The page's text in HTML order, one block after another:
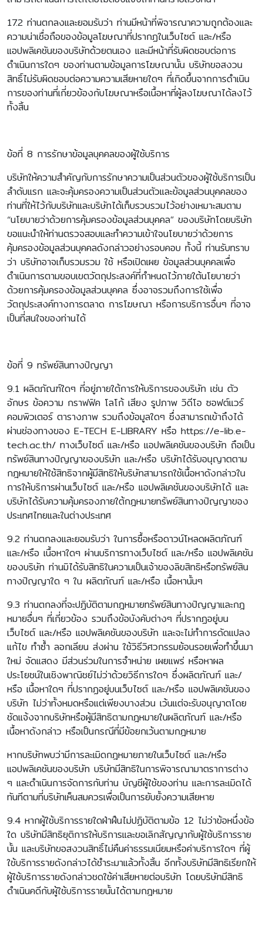
17.2 ท่านตกลงและยอมรับว่า ท่านมีหน้าที่พิจารณาความถูกต้องและ
ความน่าเชื่อถือของข้อมูลโฆษณาที่ปรากฏในเว็บไซต์ และ/หรือ
แอปพลิเคชันของบริษัทด้วยตนเอง และมีหน้าที่รับผิดชอบต่อการ
ดำเนินการใดๆ ของท่านตามข้อมูลการโฆษณานั้น บริษัทขอสงวน
สิทธิ์ไม่รับผิดชอบต่อความความเสียหายใดๆ ที่เกิดขึ้นจากการดำเนิน
การของท่านที่เกี่ยวข้องกับโฆษณาหรือเนื้อหาที่ผู้ลงโฆษณาได้ลงไว้
ทั้งสิ้น
ข้อที่ 8 การรักษาข้อมูลบุคคลของผู้ใช้บริการ
บริษัทให้ความสำคัญกับการรักษาความเป็นส่วนตัวของผู้ใช้บริการเป็น
ลำดับแรก และจะคุ้มครองความเป็นส่วนตัวและข้อมูลส่วนบุคคลของ
ท่านที่ให้ไว้กับบริษัทและบริษัทได้เก็บรวบรวมไว้อย่างเหมาะสมตาม
“นโยบายว่าด้วยการคุ้มครองข้อมูลส่วนบุคคล” ของบริษัทโดยบริษัท
ขอแนะนำให้ท่านตรวจสอบและทำความเข้าใจนโยบายว่าด้วยการ
คุ้มครองข้อมูลส่วนบุคคลดังกล่าวอย่างรอบคอบ ทั้งนี้ ท่านรับทราบ
ว่า บริษัทอาจเก็บรวมรวม ใช้ หรือเปิดเผย ข้อมูลส่วนบุคคลเพื่อ
ดำเนินการตามขอบเขตวัตถุประสงค์ที่กำหนดไว้ภายใต้นโยบายว่า
ด้วยการคุ้มครองข้อมูลส่วนบุคคล ซึ่งอาจรวมถึงการใช้เพื่อ
วัตถุประสงค์ทางการตลาด การโฆษณา หรือการบริการอื่นๆ ที่อาจ
เป็นที่สนใจของท่านได้
ข้อที่ 9 ทรัพย์สินทางปัญญา
9.1 ผลิตภัณฑ์ใดๆ ที่อยู่ภายใต้การให้บริการของบริษัท เช่น ตัว
อักษร ข้อความ กราฟฟิค โลโก้ เสียง รูปภาพ วิดีโอ ซอฟต์แวร์
คอมพิวเตอร์ ตารางภาพ รวมถึงข้อมูลใดๆ ซึ่งสามารถเข้าถึงได้
ผ่านช่องทางของ E-TECH E-LIBRARY หรือ https://e-lib.e-
tech.ac.th/ ทางเว็บไซต์ และ/หรือ แอปพลิเคชันของบริษัท ถือเป็น
ทรัพย์สินทางปัญญาของบริษัท และ/หรือ บริษัทได้รับอนุญาตตาม
กฎหมายให้ใช้สิทธิจากผู้มีสิทธิให้บริษัทสามารถใช้เนื้อหาดังกล่าวใน
การให้บริการผ่านเว็บไซต์ และ/หรือ แอปพลิเคชันของบริษัทได้ และ
บริษัทได้รับความคุ้มครองภายใต้กฎหมายทรัพย์สินทางปัญญาของ
ประเทศไทยและในต่างประเทศ
9.2 ท่านตกลงและยอมรับว่า ในการซื้อหรือดาวน์โหลดผลิตภัณฑ์
และ/หรือ เนื้อหาใดๆ ผ่านบริการทางเว็บไซต์ และ/หรือ แอปพลิเคชัน
ของบริษัท ท่านมิได้รับสิทธิในความเป็นเจ้าของลิขสิทธิหรือทรัพย์สิน
ทางปัญญาใด ๆ ใน ผลิตภัณฑ์ และ/หรือ เนื้อหานั้นๆ
9.3 ท่านตกลงที่จะปฏิบัติตามกฎหมายทรัพย์สินทางปัญญาและกฎ
หมายอื่นๆ ที่เกี่ยวข้อง รวมถึงข้อบังคับต่างๆ ที่ปรากฏอยู่บน
เว็บไซต์ และ/หรือ แอปพลิเคชันของบริษัท และจะไม่ทำการดัดแปลง
แก้ไข ทำซ้ำ ลอกเลียน ส่งผ่าน ใช้วิธีวิศวกรรมย้อนรอยเพื่อทำขึ้นมา
ใหม่ จัดแสดง มีส่วนร่วมในการจำหน่าย เผยแพร่ หรือหาผล
ประโยชน์ในเชิงพาณิชย์ไม่ว่าด้วยวิธีการใดๆ ซึ่งผลิตภัณฑ์ และ/
หรือ เนื้อหาใดๆ ที่ปรากฏอยู่บนเว็บไซต์ และ/หรือ แอปพลิเคชันของ
บริษัท ไม่ว่าทั้งหมดหรือแต่เพียงบางส่วน เว้นแต่จะรับอนุญาตโดย
ชัดแจ้งจากบริษัทหรือผู้มีสิทธิตามกฎหมายในผลิตภัณฑ์ และ/หรือ
เนื้อหาดังกล่าว หรือเป็นกรณีที่มีข้อยกเว้นตามกฎหมาย
หากบริษัทพบว่ามีการละเมิดกฎหมายภายในเว็บไซต์ และ/หรือ
แอปพลิเคชันของบริษัท บริษัทมีสิทธิในการพิจารณามาตราการต่าง
ๆ และดำเนินการจัดการกับท่าน บัญชีผู้ใช้ของท่าน และการละเมิดได้
ทันทีตามที่บริษัทเห็นสมควรเพื่อเป็นการยับยั้งความเสียหาย
9.4 หากผู้ใช้บริการรายใดฝ่าฝืนไม่ปฏิบัติตามข้อ 12 ไม่ว่าข้อหนึ่งข้อ
ใด บริษัทมีสิทธิยุติการให้บริการและขอเลิกสัญญากับผู้ใช้บริการราย
นั้น และบริษัทขอสงวนสิทธิ์ไม่คืนค่าธรรมเนียมหรือค่าบริการใดๆ ที่ผู้
ใช้บริการรายดังกล่าวได้ชำระมาแล้วทั้งสิ้น อีกทั้งบริษัทมีสิทธิเรียกให้
ผู้ใช้บริการรายดังกล่าวชดใช้ค่าเสียหายต่อบริษัท โดยบริษัทมีสิทธิ
ดำเนินคดีกับผู้ใช้บริการรายนั้นได้ตามกฎหมาย